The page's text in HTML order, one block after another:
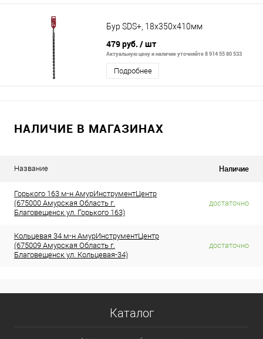
Бур SDS+, 18x350х410мм
479 руб. / шт
Актуальную цену и наличие уточняйте 8 914 55 80 533
Подробнее
НАЛИЧИЕ В МАГАЗИНАХ
Название Наличие
Горького 163 м-н АмурИнструментЦентр
(675000 Амурская Область г.
Благовещенск ул. Горького 163)
достаточно
Кольцевая 34 м-н АмурИнструментЦентр
(675009 Амурская Область г.
Благовещенск ул. Кольцевая-34)
достаточно
Каталог